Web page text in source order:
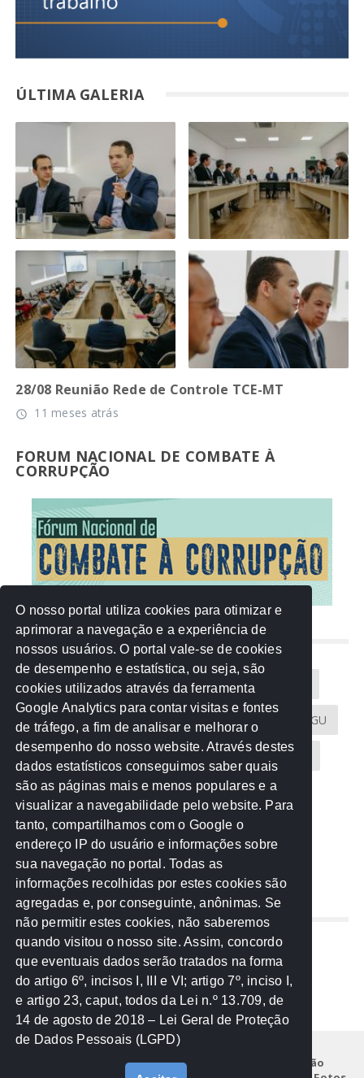
ÚLTIMA GALERIA
28/08 Reunião Rede de Controle TCE-MT
access_time 11 meses atrás
FORUM NACIONAL DE COMBATE À
CORRUPÇÃO
NUVEM DE TAGS
Acontece na Rede AGU AMM
Atricon Audicom CAU-MT CGU
CREA-MT Eventos MPC-MT MPE-MT
MPF Notícias PF PGE-MT PGR
Receita Federal Sem categoria
TCE-MT TCU TRE
REDE NOS ESTADOS
Mato Grosso do Sul
Paraná
Nacional
Institucional
Legislação
O nosso portal utiliza cookies para otimizar e
aprimorar a navegação e a experiência de
nossos usuários. O portal vale-se de cookies
de desempenho e estatística, ou seja, são
cookies utilizados através da ferramenta
Google Analytics para contar visitas e fontes
de tráfego, a fim de analisar e melhorar o
desempenho do nosso website. Através destes
dados estatísticos conseguimos saber quais
são as páginas mais e menos populares e a
visualizar a navegabilidade pelo website. Para
tanto, compartilhamos com o Google o
endereço IP do usuário e informações sobre
sua navegação no portal. Todas as
informações recolhidas por estes cookies são
agregadas e, por conseguinte, anônimas. Se
não permitir estes cookies, não saberemos
quando visitou o nosso site. Assim, concordo
que eventuais dados serão tratados na forma
do artigo 6º, incisos I, III e VI; artigo 7º, inciso I,
e artigo 23, caput, todos da Lei n.º 13.709, de
14 de agosto de 2018 – Lei Geral de Proteção
de Dados Pessoais (LGPD)